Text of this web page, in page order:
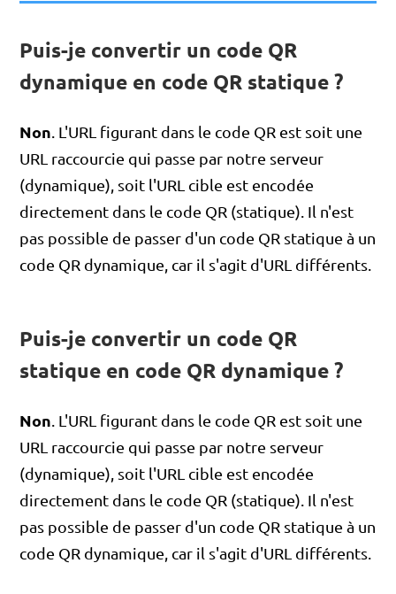
Puis-je convertir un code QR
dynamique en code QR statique ?
Non . L'URL figurant dans le code QR est soit une
URL raccourcie qui passe par notre serveur
(dynamique), soit l'URL cible est encodée
directement dans le code QR (statique). Il n'est
pas possible de passer d'un code QR statique à un
code QR dynamique, car il s'agit d'URL différents.
Puis-je convertir un code QR
statique en code QR dynamique ?
Non . L'URL figurant dans le code QR est soit une
URL raccourcie qui passe par notre serveur
(dynamique), soit l'URL cible est encodée
directement dans le code QR (statique). Il n'est
pas possible de passer d'un code QR statique à un
code QR dynamique, car il s'agit d'URL différents.